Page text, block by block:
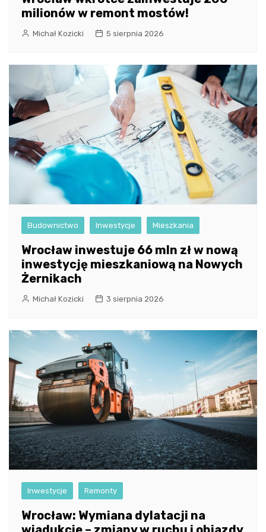
milionów w remont mostów!
Michał Kozicki 5 sierpnia 2026
Budownictwo Inwestycje Mieszkania
Wrocław inwestuje 66 mln zł w nową
inwestycję mieszkaniową na Nowych
Żernikach
Michał Kozicki 3 sierpnia 2026
Inwestycje Remonty
Wrocław: Wymiana dylatacji na